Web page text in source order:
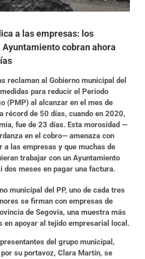
a las empresas: los
cobran ahora
reclaman al Gobierno municipal del
para reducir el Periodo
(PMP) al alcanzar en el mes de
récord de 50 días, cuando en 2020,
fue de 23 días. Esta morosidad —
en el cobro— amenaza con
a las empresas y que muchas de
trabajar con un Ayuntamiento
dos meses en pagar una factura.
municipal del PP, uno de cada tres
se firman con empresas de
de Segovia, una muestra más
en apoyar al tejido empresarial local.
del grupo municipal,
su portavoz, Clara Martín, se